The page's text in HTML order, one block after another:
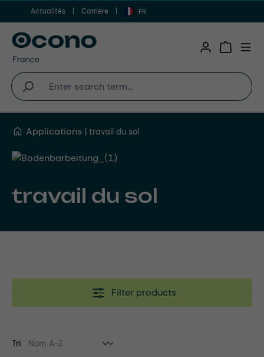
Aller au contenu principal
Actualités Carrière FR
Applications travail du sol
travail du sol
Filter products
Tri